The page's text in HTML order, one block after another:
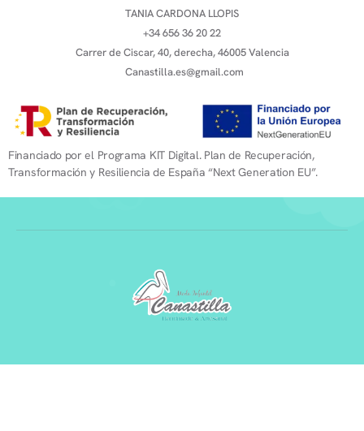
TANIA CARDONA LLOPIS
+34 656 36 20 22
Carrer de Ciscar, 40, derecha, 46005 Valencia
Canastilla.es@gmail.com
Financiado por el Programa KIT Digital. Plan de Recuperación,
Transformación y Resiliencia de España “Next Generation EU”.